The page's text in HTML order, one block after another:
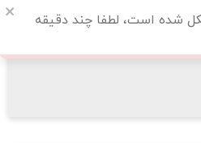
شده است، لطفا چند دقیقه